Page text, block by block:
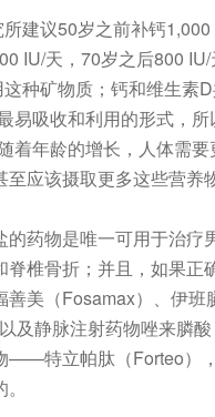
建议50岁之前补钙
IU/天，70岁之后800
种矿物质；钙和维生素
易吸收和利用的形式，
着年龄的增长，人体需
至应该摄取更多这些营养
的药物是唯一可用于治疗
脊椎骨折；并且，如果正
善美（Fosamax）、伊
及静脉注射药物唑来膦
——特立帕肽（Forteo）